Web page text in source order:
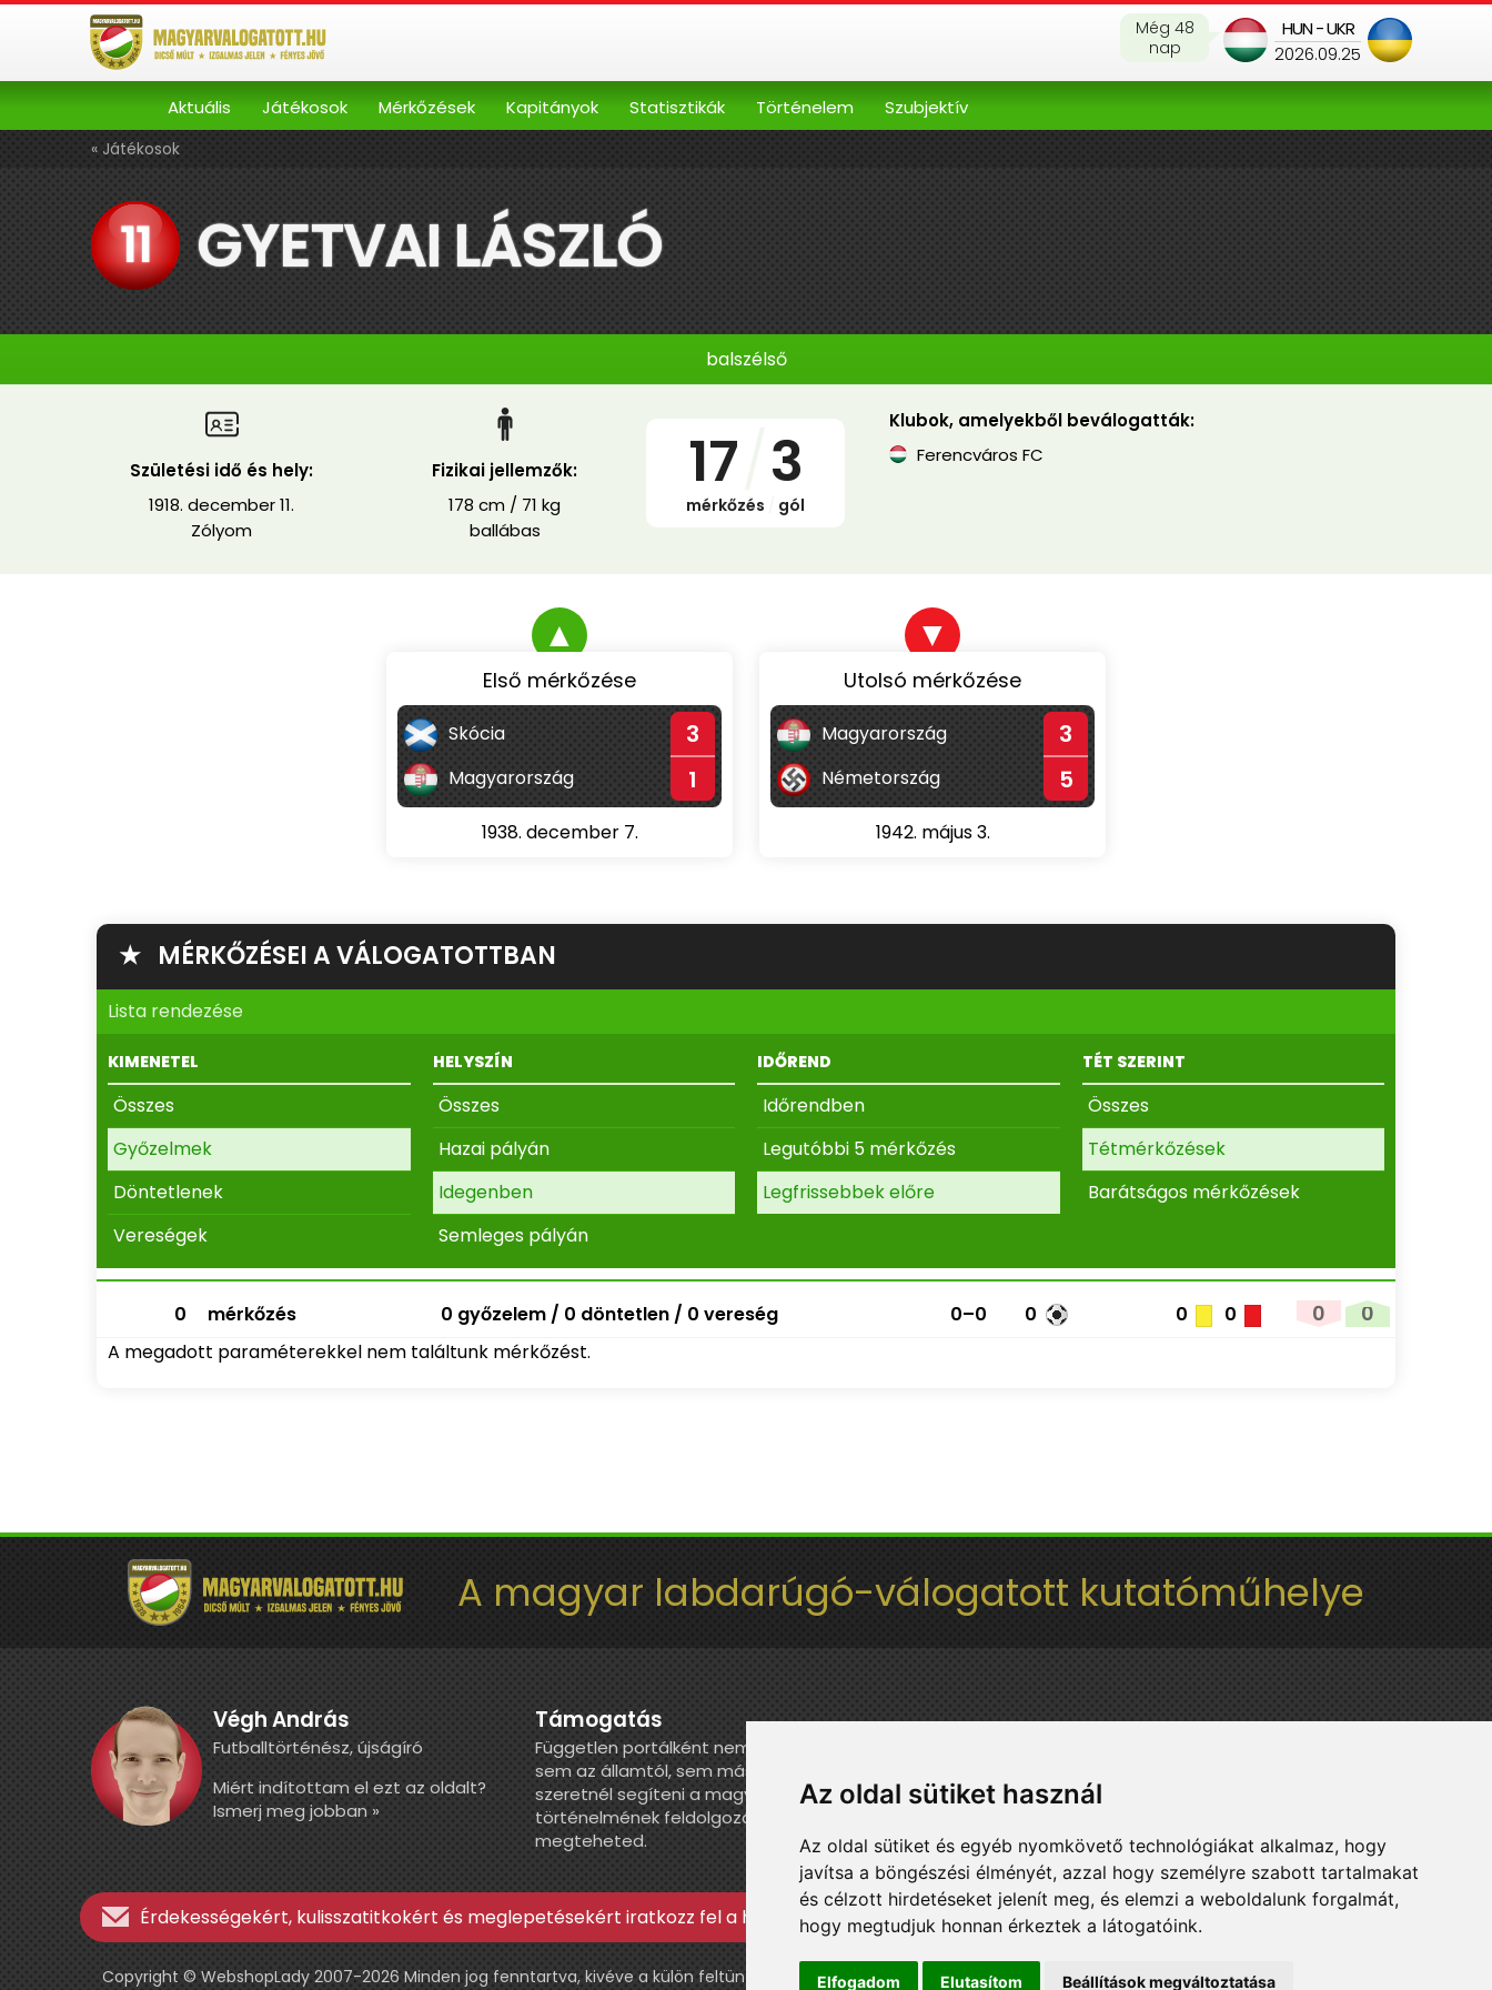
Az oldal sütiket használ
Az oldal sütiket és egyéb nyomkövető technológiákat alkalmaz, hogy
javítsa a böngészési élményét, azzal hogy személyre szabott tartalmakat
és célzott hirdetéseket jelenít meg, és elemzi a weboldalunk forgalmát,
hogy megtudjuk honnan érkeztek a látogatóink.
Elfogadom Elutasítom Beállítások megváltoztatása
HUN - UKR
2026.09.25
Még 48
nap
Aktuális Játékosok Mérkőzések Kapitányok Statisztikák Történelem Szubjektív
« Játékosok
11 GYETVAI LÁSZLÓ
balszélső
Születési idő és hely:
1918. december 11.
Zólyom
Fizikai jellemzők:
178 cm / 71 kg
ballábas
17 3
mérkőzés gól
Klubok, amelyekből beválogatták:
Ferencváros FC
▲
Első mérkőzése
Skócia 3
Magyarország 1
1938. december 7.
▼
Utolsó mérkőzése
Magyarország 3
Németország 5
1942. május 3.
★ MÉRKŐZÉSEI A VÁLOGATOTTBAN
Lista rendezése
KIMENETEL
Összes
Győzelmek
Döntetlenek
Vereségek
HELYSZÍN
Összes
Hazai pályán
Idegenben
Semleges pályán
IDŐREND
Időrendben
Legutóbbi 5 mérkőzés
Legfrissebbek előre
TÉT SZERINT
Összes
Tétmérkőzések
Barátságos mérkőzések
0 mérkőzés 0 győzelem / 0 döntetlen / 0 vereség 0–0 0 0 0 0 0
A megadott paraméterekkel nem találtunk mérkőzést.
A magyar labdarúgó-válogatott kutatóműhelye
Végh András
Futballtörténész, újságíró
Miért indítottam el ezt az oldalt?
Ismerj meg jobban »
Támogatás
Független portálként nem kapunk juttatást
sem az államtól, sem más szervezettől. Ha
szeretnél segíteni a magyar válogatott
történelmének feldolgozásában, itt
megteheted.
Érdekességekért, kulisszatitkokért és meglepetésekért iratkozz fel a hírlevélre »
Copyright © WebshopLady 2007-2026 Minden jog fenntartva, kivéve a külön feltüntetett esetekben.